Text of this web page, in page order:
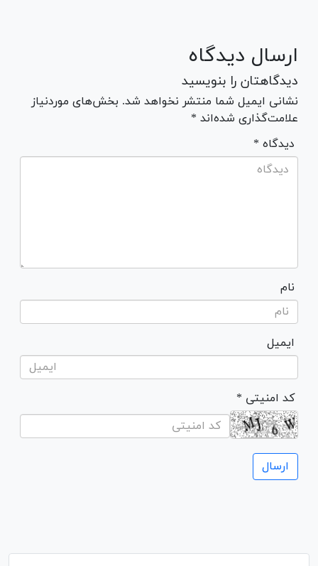
ارسال دیدگاه
دیدگاهتان را بنویسید
نشانی ایمیل شما منتشر نخواهد شد. بخش‌های موردنیاز
علامت‌گذاری شده‌اند *
* دیدگاه
نام
ایمیل
* کد امنیتی